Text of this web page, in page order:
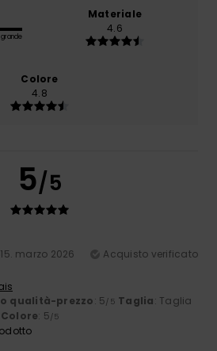
Materiale
4.6
Colore
4.8
5/5
15. marzo 2026
Acquisto verificato
qualità-prezzo: 5/5 Taglia: Taglia
Colore: 5/5